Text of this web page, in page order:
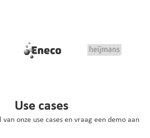
Use cases
onze use cases en vraag een demo aan